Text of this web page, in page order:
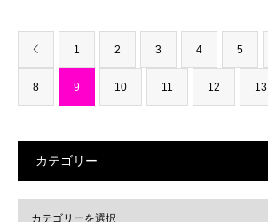
1 2 3 4 5
8 9 10 11 12 13
カテゴリー